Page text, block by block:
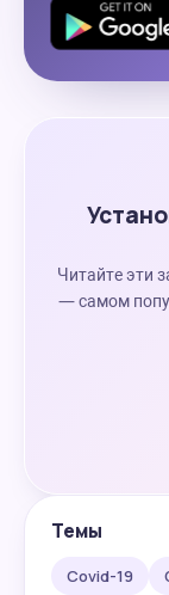
Читайте эти
— самом
Темы
Covid-19